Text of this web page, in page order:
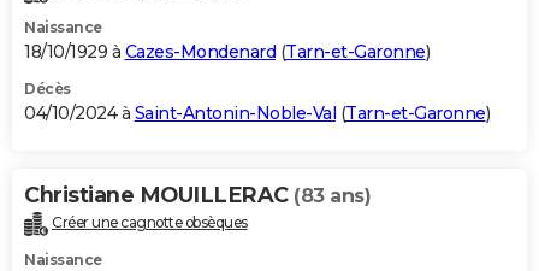
Dictionnaire
Biographies
Citations
Expressions
Proverbes
PROGRAMME TV
S'inscrire
Se connecter
Lycées
Collèges
Primaires
Universités
Entreprises
Service militaire
Avis de recherche
AVIS DE DÉCÈS
Bricolage
Lifestyle
Culture
Sport
Auto
Television
Voyage
Cinema
Naissance
18/10/1929 à Cazes-Mondenard (Tarn-et-Garonne)
Décès
04/10/2024 à Saint-Antonin-Noble-Val (Tarn-et-Garonne)
Christiane MOUILLERAC (83 ans)
Créer une cagnotte obsèques
Naissance